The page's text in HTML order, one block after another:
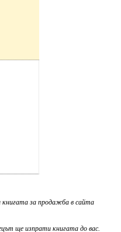
за продажба в сайта
ще изпрати книгата до вас.